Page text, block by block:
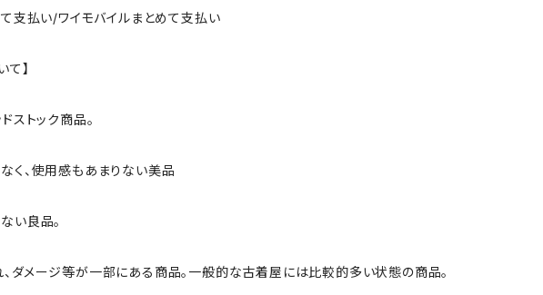
て支払い/ワイモバイルまとめて支払い
て】
ストック商品。
く、使用感もあまりない美品
い良品。
ダメージ等が一部にある商品。一般的な古着屋には比較的多い状態の商品。